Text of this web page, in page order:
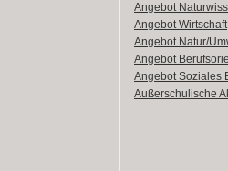
Angebot
Angebot Wirtschaft
Angebot Natur/
Angebot
Angebot Soziales
Außerschulische